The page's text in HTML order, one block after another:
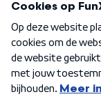
Algemene